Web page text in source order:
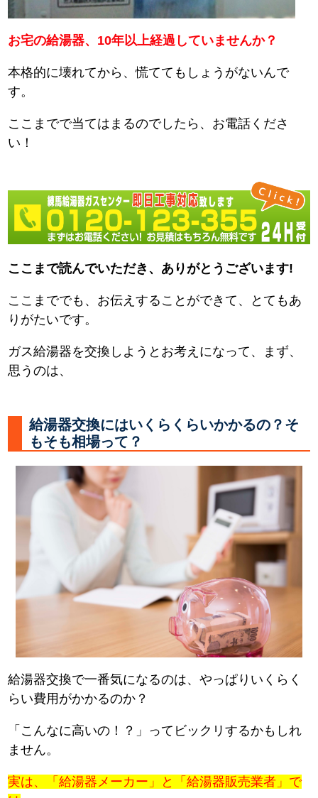
お宅の給湯器、10年以上経過していませんか？
本格的に壊れてから、慌ててもしょうがないんで
す。
ここまでで当てはまるのでしたら、お電話くださ
い！
ここまで読んでいただき、ありがとうございます!
ここまででも、お伝えすることができて、とてもあ
りがたいです。
ガス給湯器を交換しようとお考えになって、まず、
思うのは、
給湯器交換にはいくらくらいかかるの？そ
もそも相場って？
給湯器交換で一番気になるのは、やっぱりいくらく
らい費用がかかるのか？
「こんなに高いの！？」ってビックリするかもしれ
ません。
実は、「給湯器メーカー」と「給湯器販売業者」で